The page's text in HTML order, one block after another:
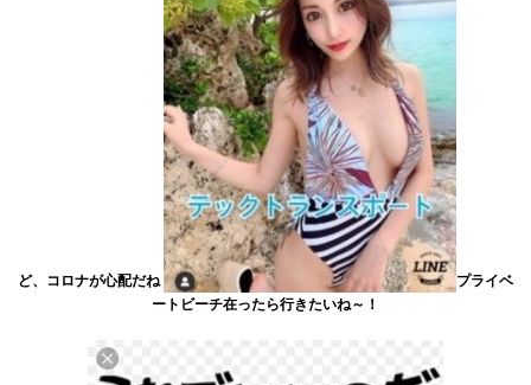
ど、コロナが心配だね
プライベ
ートビーチ在ったら行きたいね～！